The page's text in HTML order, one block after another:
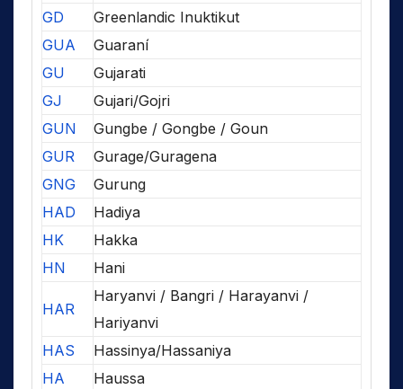
GD
Greenlandic Inuktikut
GUA
Guaraní
GU
Gujarati
GJ
Gujari/Gojri
GUN
Gungbe / Gongbe / Goun
GUR
Gurage/Guragena
GNG
Gurung
HAD
Hadiya
HK
Hakka
HN
Hani
HAR
Haryanvi / Bangri / Harayanvi /
Hariyanvi
HAS
Hassinya/Hassaniya
HA
Haussa